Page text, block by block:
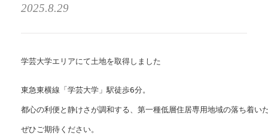
2025.8.29
学芸大学エリアにて土地を取得しました
東急東横線「学芸大学」駅徒歩6分。
都心の利便と静けさが調和する、第一種低層住居専用地域の落ち着い
ぜひご期待ください。